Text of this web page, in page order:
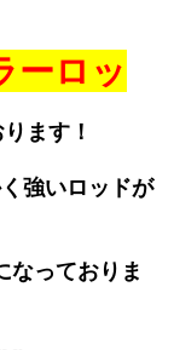
ーロッ
ます！
強いロッドが
なっておりま